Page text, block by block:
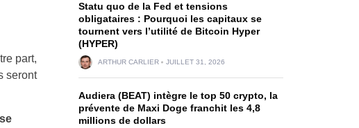
part,
seront
Statu quo de la Fed et tensions
obligataires : Pourquoi les capitaux se
tournent vers l’utilité de Bitcoin Hyper
(HYPER)
ARTHUR CARLIER JUILLET 31, 2026
Audiera (BEAT) intègre le top 50 crypto, la
prévente de Maxi Doge franchit les 4,8
millions de dollars